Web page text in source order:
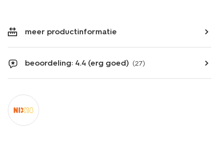
meer productinformatie
beoordeling: 4.4 (erg goed) (27)